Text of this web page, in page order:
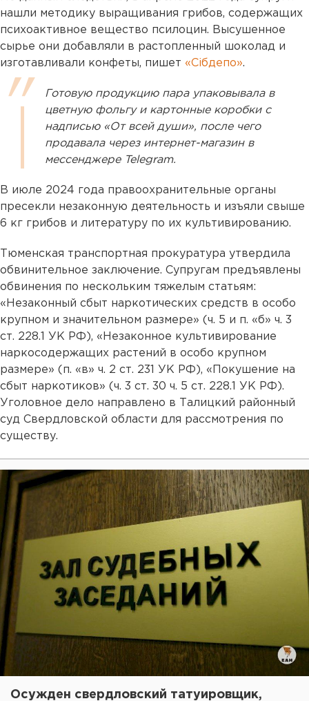
нашли методику выращивания грибов, содержащих
психоактивное вещество псилоцин. Высушенное
сырье они добавляли в растопленный шоколад и
изготавливали конфеты, пишет «Сiбдепо».
Готовую продукцию пара упаковывала в
цветную фольгу и картонные коробки с
надписью «От всей души», после чего
продавала через интернет-магазин в
мессенджере Telegram.
В июле 2024 года правоохранительные органы
пресекли незаконную деятельность и изъяли свыше
6 кг грибов и литературу по их культивированию.
Тюменская транспортная прокуратура утвердила
обвинительное заключение. Супругам предъявлены
обвинения по нескольким тяжелым статьям:
«Незаконный сбыт наркотических средств в особо
крупном и значительном размере» (ч. 5 и п. «б» ч. 3
ст. 228.1 УК РФ), «Незаконное культивирование
наркосодержащих растений в особо крупном
размере» (п. «в» ч. 2 ст. 231 УК РФ), «Покушение на
сбыт наркотиков» (ч. 3 ст. 30 ч. 5 ст. 228.1 УК РФ).
Уголовное дело направлено в Талицкий районный
суд Свердловской области для рассмотрения по
существу.
Осужден свердловский татуировщик,